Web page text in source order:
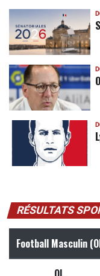
RÉSULTATS
Football Masculin